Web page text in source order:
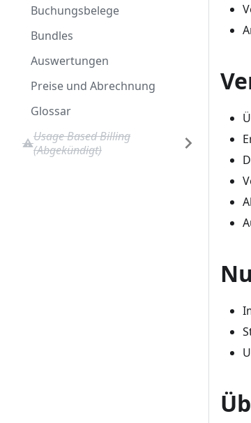
Buchungsbelege
Bundles
Auswertungen
Preise und Abrechnung
Glossar
Usage Based Billing
(Abgekündigt)